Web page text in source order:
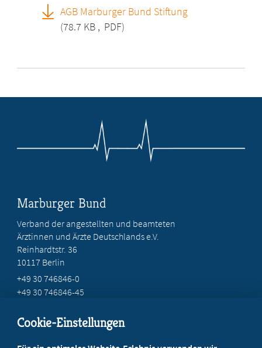
AGB Marburger Bund Stiftung
(78.7 KB , PDF)
Marburger Bund
Verband der angestellten und beamteten
Ärztinnen und Ärzte Deutschlands e.V.
Reinhardtstr. 36
10117 Berlin
+49 30 746846-0
+49 30 746846-45
Cookie-Einstellungen